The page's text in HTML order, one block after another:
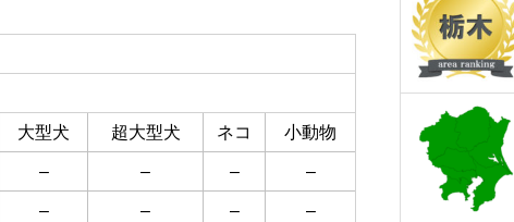
大型犬 超大型犬 ネコ 小動物
– – – –
– – – –